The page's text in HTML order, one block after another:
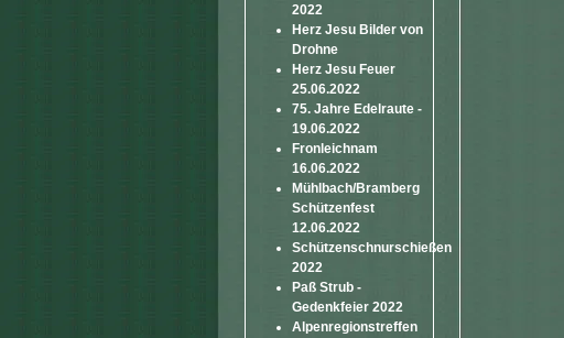
2022
Herz Jesu Bilder von
Drohne
Herz Jesu Feuer
25.06.2022
75. Jahre Edelraute -
19.06.2022
Fronleichnam
16.06.2022
Mühlbach/Bramberg
Schützenfest
12.06.2022
Schützenschnurschießen
2022
Paß Strub -
Gedenkfeier 2022
Alpenregionstreffen